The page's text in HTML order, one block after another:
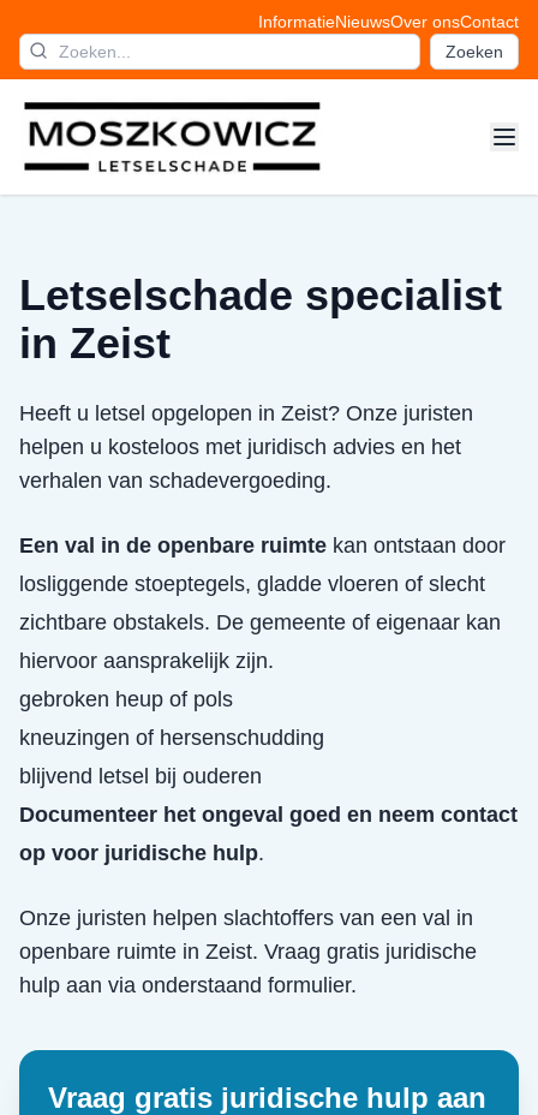
InformatieNieuwsOver onsContact
Zoeken
Letselschade specialist
in Zeist
Heeft u letsel opgelopen in Zeist? Onze juristen
helpen u kosteloos met juridisch advies en het
verhalen van schadevergoeding.
Een val in de openbare ruimte kan ontstaan door
losliggende stoeptegels, gladde vloeren of slecht
zichtbare obstakels. De gemeente of eigenaar kan
hiervoor aansprakelijk zijn.
gebroken heup of pols
kneuzingen of hersenschudding
blijvend letsel bij ouderen
Documenteer het ongeval goed en neem contact
op voor juridische hulp.
Onze juristen helpen slachtoffers van een val in
openbare ruimte in Zeist. Vraag gratis juridische
hulp aan via onderstaand formulier.
Vraag gratis juridische hulp aan